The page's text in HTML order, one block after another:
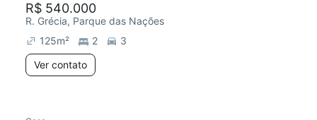
R$ 540.000
R. Grécia, Parque das Nações
125m² 2
3
Ver contato